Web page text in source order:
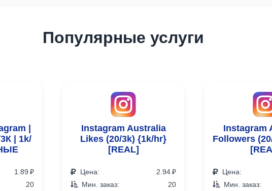
Популярные услуги
|
| 1k/
1.89 ₽
20
Instagram Australia
Likes (20/3k) {1k/hr}
[REAL]
Цена:
2.94 ₽
Мин. заказ:
20
Instagram
Followers
Цена:
Мин. заказ: